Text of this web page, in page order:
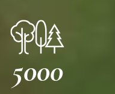
5000